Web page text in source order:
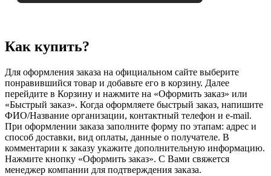
Как купить?
Для оформления заказа на официальном сайте выберите
понравившийся товар и добавьте его в корзину. Далее
перейдите в Корзину и нажмите на «Оформить заказ» или
«Быстрый заказ». Когда оформляете быстрый заказ, напишите
ФИО/Название организации, контактный телефон и e-mail.
При оформлении заказа заполните форму по этапам: адрес и
способ доставки, вид оплаты, данные о получателе. В
комментарии к заказу укажите дополнительную информацию.
Нажмите кнопку «Оформить заказ». С Вами свяжется
менеджер компании для подтверждения заказа.